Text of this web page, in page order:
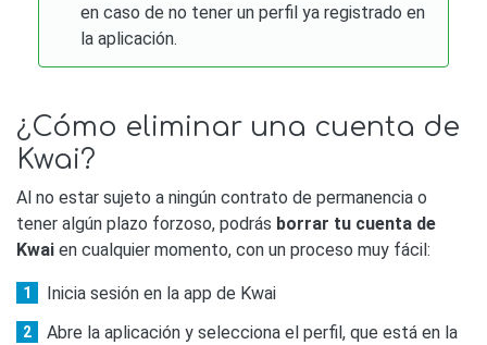
en caso de no tener un perfil ya registrado en
la aplicación.
¿Cómo eliminar una cuenta de
Kwai?
Al no estar sujeto a ningún contrato de permanencia o
tener algún plazo forzoso, podrás borrar tu cuenta de
Kwai en cualquier momento, con un proceso muy fácil:
Inicia sesión en la app de Kwai
Abre la aplicación y selecciona el perfil, que está en la